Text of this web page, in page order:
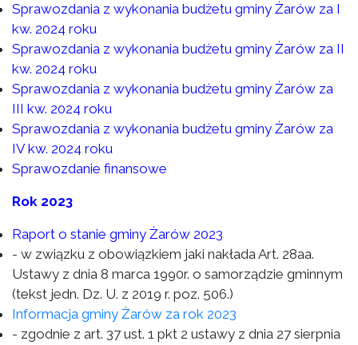
Sprawozdania z wykonania budżetu gminy Żarów za I
kw. 2024 roku
Sprawozdania z wykonania budżetu gminy Żarów za II
kw. 2024 roku
Sprawozdania z wykonania budżetu gminy Żarów za
III kw. 2024 roku
Sprawozdania z wykonania budżetu gminy Żarów za
IV kw. 2024 roku
Sprawozdanie finansowe
Rok 2023
Raport o stanie gminy Żarów 2023
- w związku z obowiązkiem jaki nakłada Art. 28aa.
Ustawy z dnia 8 marca 1990r. o samorządzie gminnym
(tekst jedn. Dz. U. z 2019 r. poz. 506.)
Informacja gminy Żarów za rok 2023
- zgodnie z art. 37 ust. 1 pkt 2 ustawy z dnia 27 sierpnia